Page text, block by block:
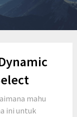
mahu
ini untuk